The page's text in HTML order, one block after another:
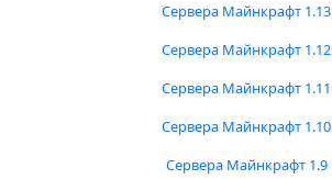
Сервера Майнкрафт 1.13
Сервера Майнкрафт 1.12
Сервера Майнкрафт 1.11
Сервера Майнкрафт 1.10
Сервера Майнкрафт 1.9